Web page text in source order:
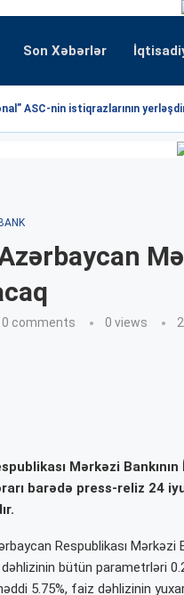
Son Xəbərlər
ASC-nin istiqrazlarının
BANK
0 comments 0 views
Mərkəzi
barədə press-reliz 24
Respublikası Mərkəzi
bütün parametrləri
5.75%, faiz dəhlizinin